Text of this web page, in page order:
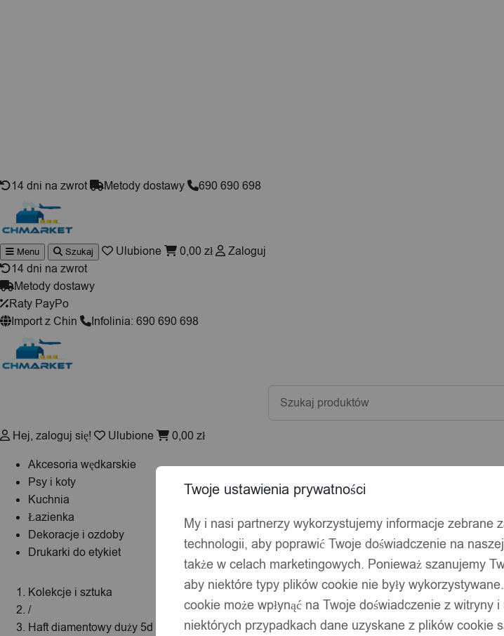
14 dni na zwrot Metody dostawy 690 690 698
Menu Szukaj Ulubione 0,00 zł
Zaloguj
14 dni na zwrot
Metody dostawy
Raty PayPo
Import z Chin
Infolinia: 690 690 698
Wyszukiwarka
produktów
Hej, zaloguj się! Ulubione 0,00 zł
Akcesoria wędkarskie
Psy i koty
Kuchnia
Łazienka
Dekoracje i ozdoby
Drukarki do etykiet
Kolekcje i sztuka
/
Haft diamentowy duży 5d zestaw obraz mozaika d03
Twoje ustawienia prywatności
My i nasi partnerzy wykorzystujemy informacje zebrane
technologii, aby poprawić Twoje doświadczenie na
także w celach marketingowych. Ponieważ szanujemy
aby niektóre typy plików cookie nie były
cookie może wpłynąć na Twoje doświadczenie z witryny
niektórych przypadkach dane uzyskane z plików cookie